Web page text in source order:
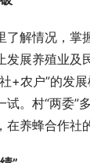
了解情况，掌
发展养殖业及
+农户”的发
试。村“两委”
在养蜂合作社